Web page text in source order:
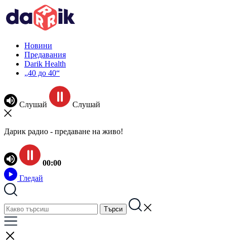
Новини
Предавания
Darik Health
„40 до 40“
Слушай Слушай
Дарик радио - предаване на живо!
00:00
Гледай